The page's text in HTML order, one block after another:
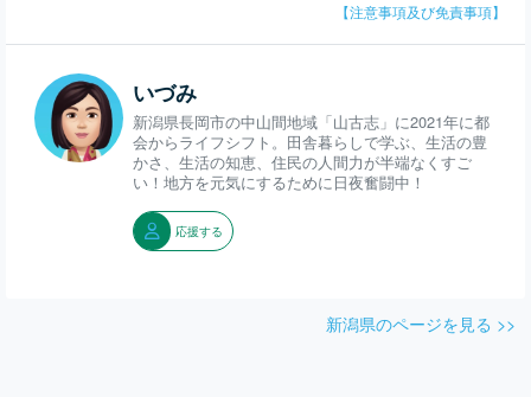
【注意事項及び免責事項】
いづみ
新潟県長岡市の中山間地域「山古志」に2021年に都
会からライフシフト。田舎暮らしで学ぶ、生活の豊
かさ、生活の知恵、住民の人間力が半端なくすご
い！地方を元気にするために日夜奮闘中！
応援する
新潟県のページを見る >>